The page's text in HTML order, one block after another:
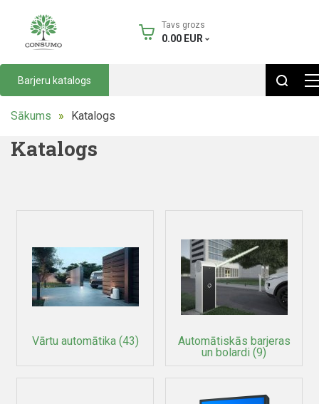
Tavs grozs
0.00 EUR
Barjeru katalogs
Sākums Katalogs
Katalogs
Vārtu automātika (43)
Automātiskās barjeras
un bolardi (9)